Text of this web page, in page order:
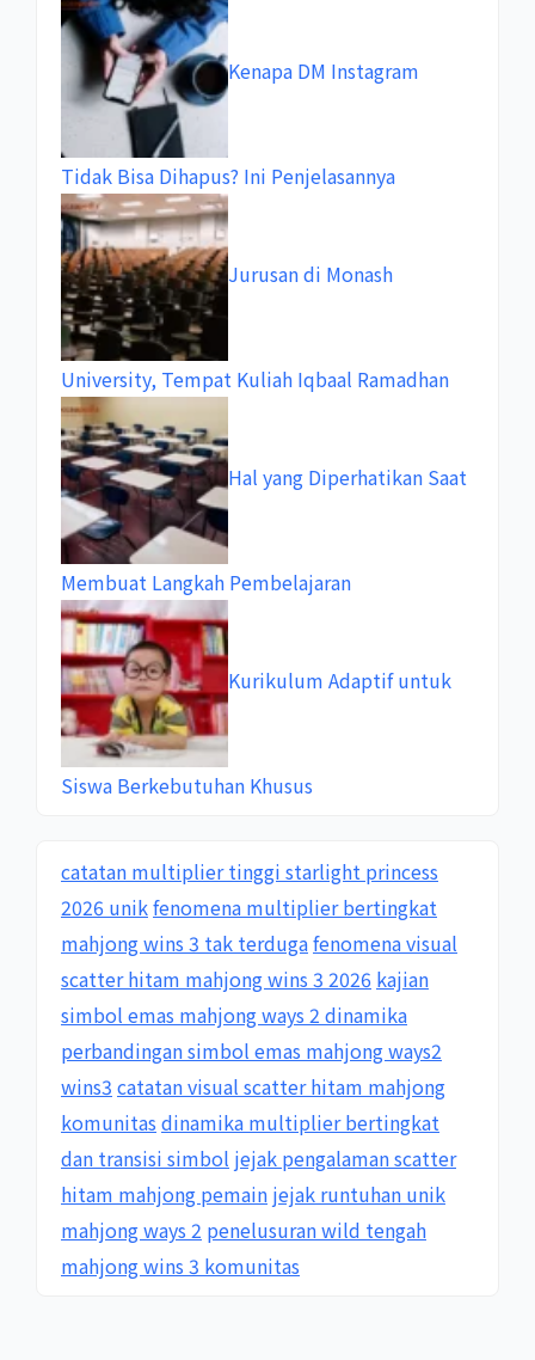
Kenapa DM Instagram
Tidak Bisa Dihapus? Ini Penjelasannya
Jurusan di Monash
University, Tempat Kuliah Iqbaal Ramadhan
Hal yang Diperhatikan Saat
Membuat Langkah Pembelajaran
Kurikulum Adaptif untuk
Siswa Berkebutuhan Khusus
catatan multiplier tinggi starlight princess
2026 unikfenomena multiplier bertingkat
mahjong wins 3 tak terdugafenomena visual
scatter hitam mahjong wins 3 2026 kajian
simbol emas mahjong ways 2 dinamika
perbandingan simbol emas mahjong ways2
wins3 catatan visual scatter hitam mahjong
komunitas dinamika multiplier bertingkat
dan transisi simbol jejak pengalaman scatter
hitam mahjong pemain jejak runtuhan unik
mahjong ways 2 penelusuran wild tengah
mahjong wins 3 komunitas